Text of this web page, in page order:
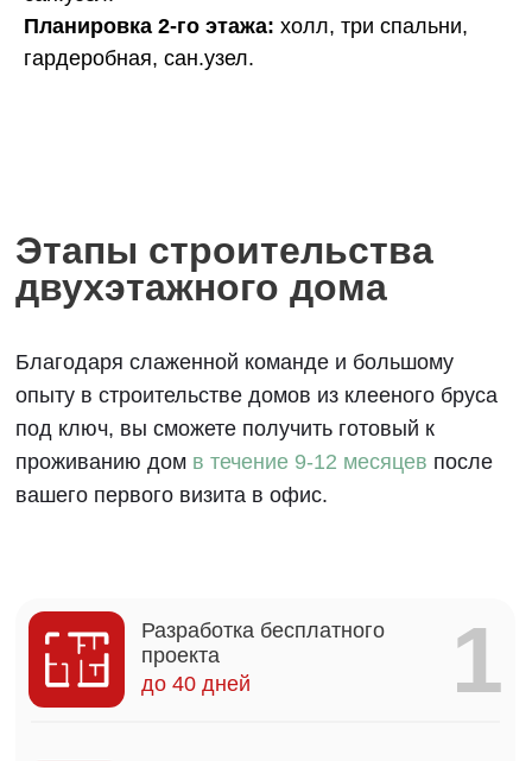
Планировка 2-го этажа: холл, три спальни,
гардеробная, сан.узел.
Благодаря слаженной команде и большому
опыту в строительстве домов из клееного бруса
под ключ, вы сможете получить готовый к
до 40 дней
1
до 30 дней
2
Производство и доставка
домокомплекта на участок
3
Монтаж инженерных
коммуникаций
1-2 месяца